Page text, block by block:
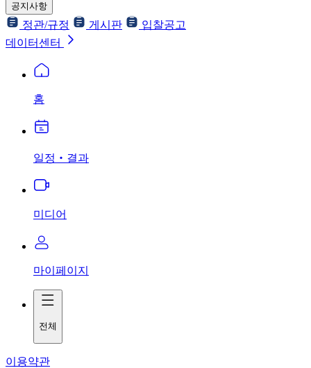
공지사항
정관/규정 게시판
입찰공고
데이터센터
홈
일정‧결과
미디어
마이페이지
전체
이용약관